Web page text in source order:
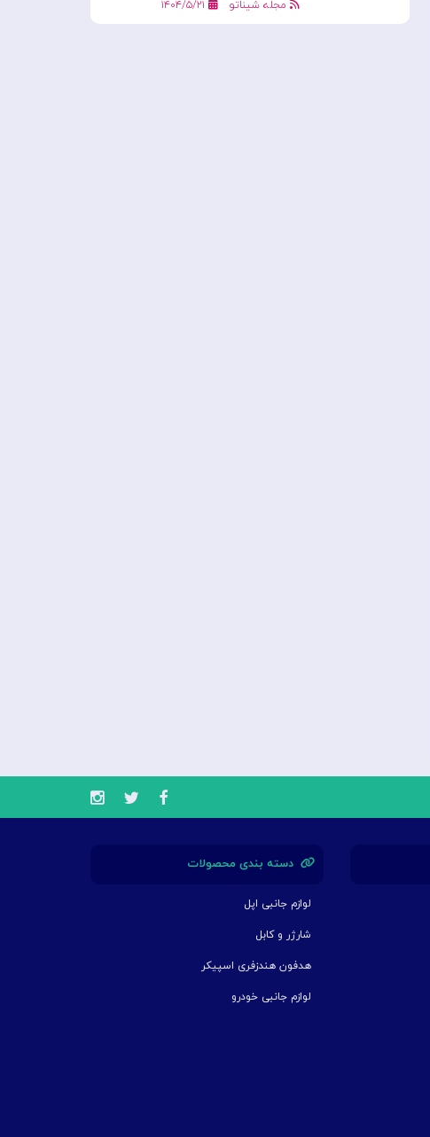
مجله شیناتو ۱۴۰۴/۵/۲۱
دسته بندی محصولات
لوازم جانبی اپل
شارژر و کابل
هدفون هندزفری اسپیکر
لوازم جانبی خودرو